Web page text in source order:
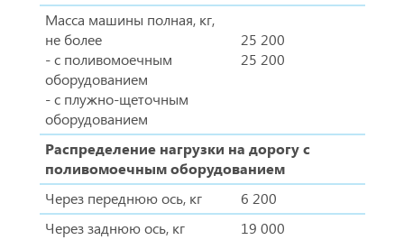
Масса машины полная, кг,
не более
- с поливомоечным
оборудованием
- с плужно-щеточным
оборудованием
25 200
25 200
Распределение нагрузки на дорогу с
поливомоечным оборудованием
Через переднюю ось, кг
6 200
Через заднюю ось, кг
19 000